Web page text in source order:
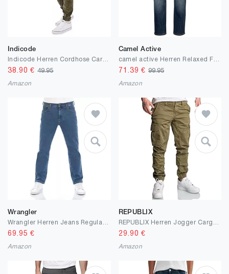
Indicode
Indicode Herren Cordhose Cargohose Sydney Baumwolle Cord Hose Chino Jogger
38.90 €49.95
Amazon
Camel Active
71.39 € 99.95
Amazon
Wrangler
69.95 €
Amazon
REPUBLIX
29.90 €
Amazon